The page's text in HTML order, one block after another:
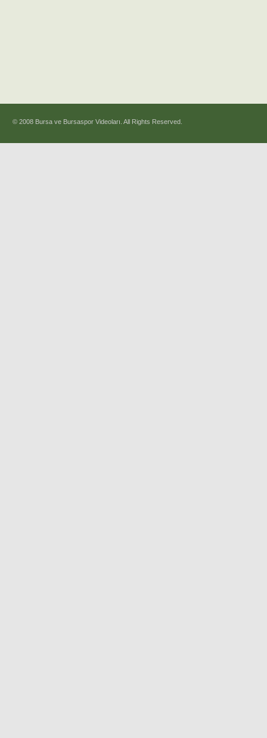
© 2008 Bursa ve Bursaspor Videoları. All Rights Reserved.